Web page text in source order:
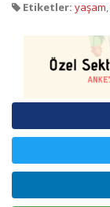
Etiketler: yaşam,